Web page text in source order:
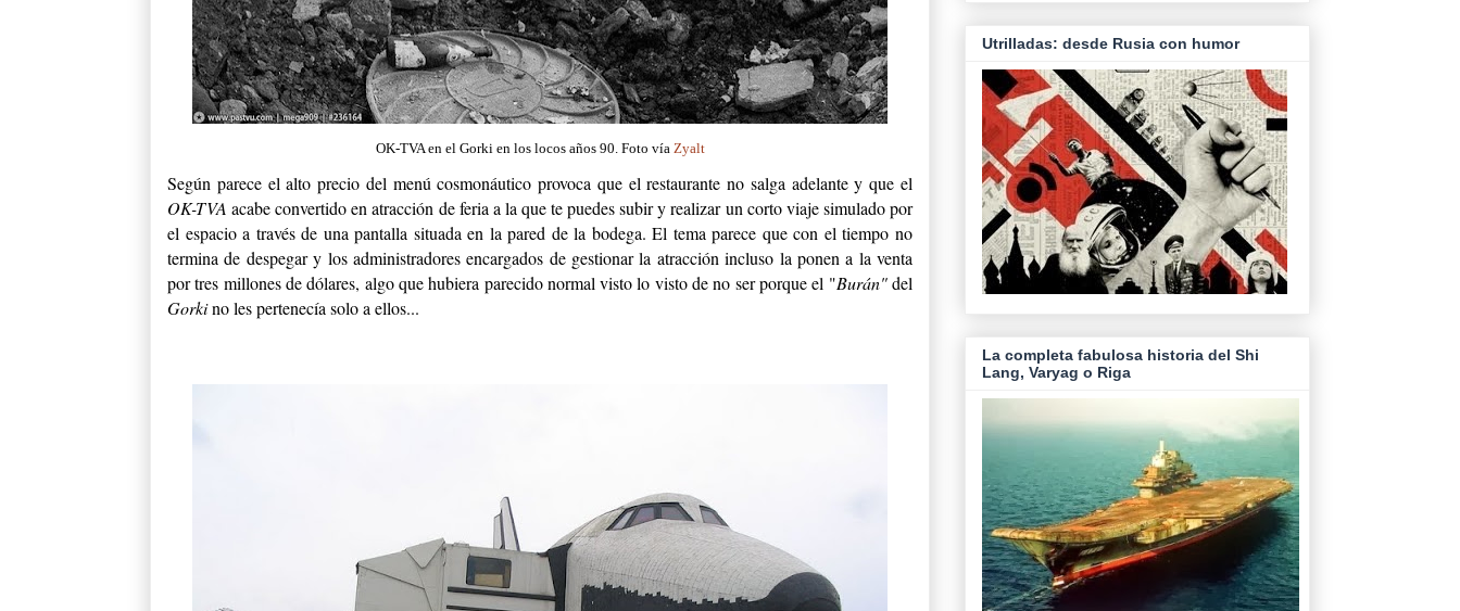
OK-TVA en el Gorki en los locos años 90. Foto vía Zyalt
Según parece el alto precio del menú cosmonáutico provoca que el restaurante no salga adelante y que el
OK-TVA acabe convertido en atracción de feria a la que te puedes subir y realizar un corto viaje simulado por
el espacio a través de una pantalla situada en la pared de la bodega. El tema parece que con el tiempo no
termina de despegar y los administradores encargados de gestionar la atracción incluso la ponen a la venta
por tres millones de dólares, algo que hubiera parecido normal visto lo visto de no ser porque el "Burán"del
Gorkino les pertenecía solo a ellos...
Utrilladas: desde Rusia con humor
La completa fabulosa historia del Shi
Lang, Varyag o Riga